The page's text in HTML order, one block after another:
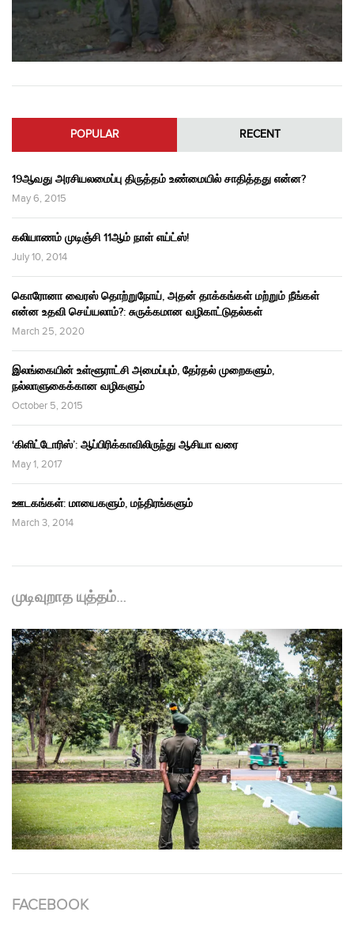
POPULAR RECENT
19ஆவது அரசியலமைப்பு திருத்தம் உண்மையில் சாதித்தது என்ன?
May 6, 2015
கலியாணம் முடிஞ்சி 11ஆம் நாள் எய்ட்ஸ்!
July 10, 2014
கொரோனா வைரஸ் தொற்றுநோய், அதன் தாக்கங்கள் மற்றும் நீங்கள்
என்ன உதவி செய்யலாம்?: சுருக்கமான வழிகாட்டுதல்கள்
March 25, 2020
இலங்கையின் உள்ளூராட்சி அமைப்பும், தேர்தல் முறைகளும்,
நல்லாளுகைக்கான வழிகளும்
October 5, 2015
‘கிளிட்டோரிஸ்’: ஆப்பிரிக்காவிலிருந்து ஆசியா வரை
May 1, 2017
ஊடகங்கள்: மாயைகளும், மந்திரங்களும்
March 3, 2014
முடிவுறாத யுத்தம்…
FACEBOOK